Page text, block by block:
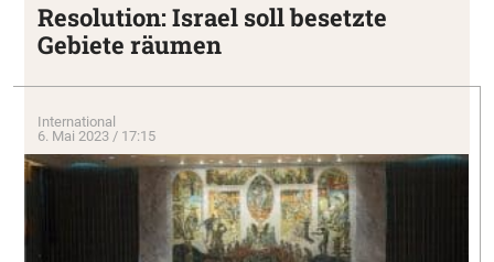
Resolution: Israel soll besetzte
Gebiete räumen
International
6. Mai 2023 / 17:15